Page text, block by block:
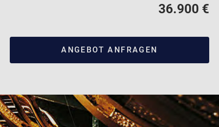
36.900 €
ANGEBOT ANFRAGEN